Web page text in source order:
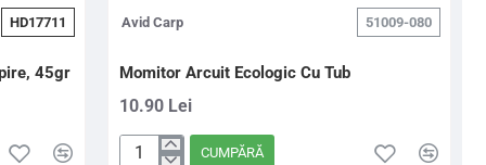
HD17711
45gr
Avid Carp 51009-080
Momitor Arcuit Ecologic Cu Tub
10.90 Lei
CUMPĂRĂ